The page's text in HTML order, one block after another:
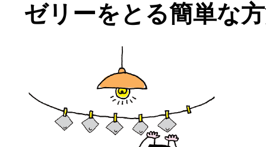
ゼリーをとる簡単な